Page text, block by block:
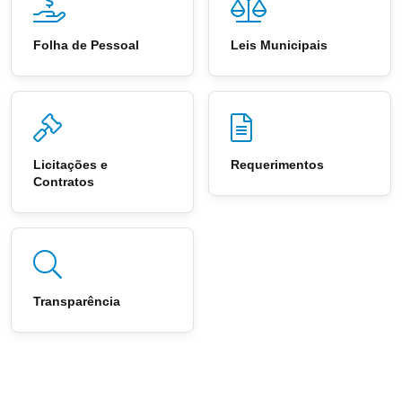
Folha de Pessoal Leis Municipais
Licitações e
Contratos
Requerimentos
Transparência